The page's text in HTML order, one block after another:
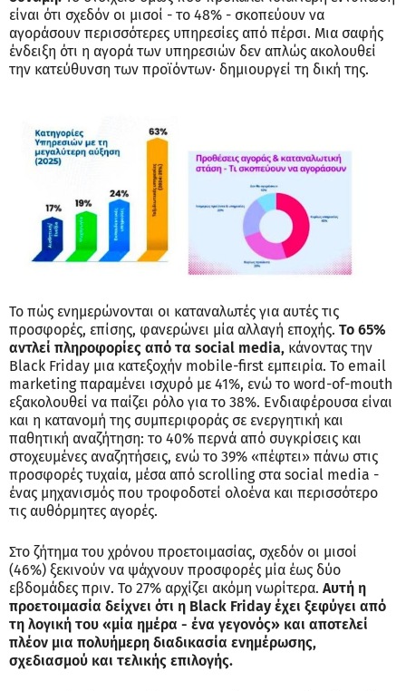
είναι ότι σχεδόν οι μισοί - το 48% - σκοπεύουν να
αγοράσουν περισσότερες υπηρεσίες από πέρσι. Μια σαφής
ένδειξη ότι η αγορά των υπηρεσιών δεν απλώς ακολουθεί
την κατεύθυνση των προϊόντων· δημιουργεί τη δική της.
Το πώς ενημερώνονται οι καταναλωτές για αυτές τις
προσφορές, επίσης, φανερώνει μία αλλαγή εποχής. Το 65%
αντλεί πληροφορίες από τα social media, κάνοντας την
Black Friday μια κατεξοχήν mobile-first εμπειρία. Το email
marketing παραμένει ισχυρό με 41%, ενώ το word-of-mouth
εξακολουθεί να παίζει ρόλο για το 38%. Ενδιαφέρουσα είναι
και η κατανομή της συμπεριφοράς σε ενεργητική και
παθητική αναζήτηση: το 40% περνά από συγκρίσεις και
στοχευμένες αναζητήσεις, ενώ το 39% «πέφτει» πάνω στις
προσφορές τυχαία, μέσα από scrolling στα social media -
ένας μηχανισμός που τροφοδοτεί ολοένα και περισσότερο
τις αυθόρμητες αγορές.
Στο ζήτημα του χρόνου προετοιμασίας, σχεδόν οι μισοί
(46%) ξεκινούν να ψάχνουν προσφορές μία έως δύο
εβδομάδες πριν. Το 27% αρχίζει ακόμη νωρίτερα. Αυτή η
προετοιμασία δείχνει ότι η Black Friday έχει ξεφύγει από
τη λογική του «μία ημέρα - ένα γεγονός» και αποτελεί
πλέον μια πολυήμερη διαδικασία ενημέρωσης,
σχεδιασμού και τελικής επιλογής.